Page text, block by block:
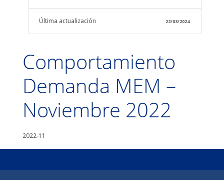
Última actualización 22/03/2024
Comportamiento
Demanda MEM –
Noviembre 2022
2022-11